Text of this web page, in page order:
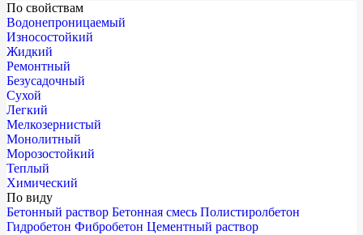
По свойствам
Водонепроницаемый
Износостойкий
Жидкий
Ремонтный
Безусадочный
Сухой
Легкий
Мелкозернистый
Монолитный
Морозостойкий
Теплый
Химический
По виду
Бетонный раствор Бетонная смесь Полистиролбетон
Гидробетон Фибробетон Цементный раствор